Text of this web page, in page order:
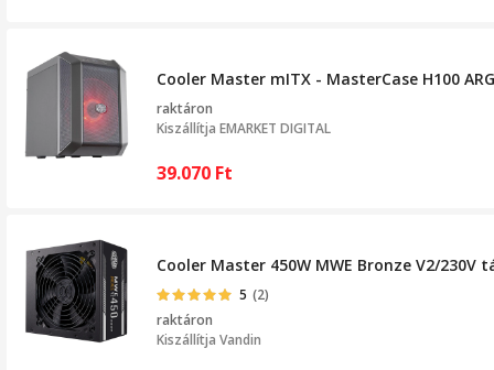
Cooler Master mITX - MasterCase H100
raktáron
Kiszállítja EMARKET DIGITAL
39.070 Ft
Cooler Master 450W MWE Bronze V2/230V
5 (2)
raktáron
Kiszállítja Vandin